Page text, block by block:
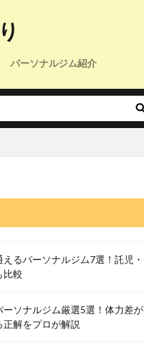
パーソナルジム紹介
るパーソナルジム7選！託児・
比較
ソナルジム厳選5選！体力差が
解をプロが解説